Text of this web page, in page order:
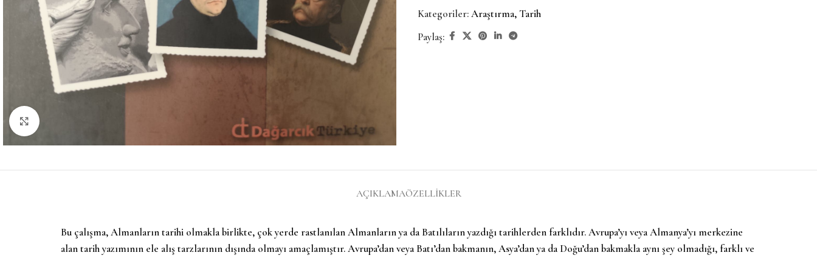
Kategoriler:Araştırma,Tarih
Paylaş:
AÇIKLAMAÖZELLIKLER
Bu çalışma, Almanların tarihi olmakla birlikte, çok yerde rastlanılan Almanların ya da Batılıların yazdığı tarihlerden farklıdır. Avrupa’yı veya Almanya’yı merkezine
alan tarih yazımının ele alış tarzlarının dışında olmayı amaçlamıştır. Avrupa’dan veya Batı’dan bakmanın, Asya’dan ya da Doğu’dan bakmakla aynı şey olmadığı, farklı ve